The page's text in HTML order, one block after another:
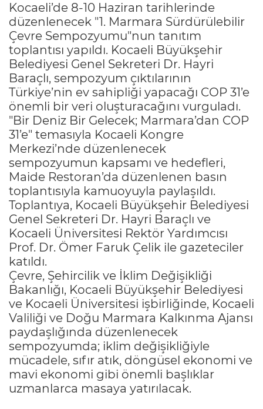
Kocaeli’de 8-10 Haziran tarihlerinde
düzenlenecek "1. Marmara Sürdürülebilir
Çevre Sempozyumu"nun tanıtım
toplantısı yapıldı. Kocaeli Büyükşehir
Belediyesi Genel Sekreteri Dr. Hayri
Baraçlı, sempozyum çıktılarının
Türkiye’nin ev sahipliği yapacağı COP 31’e
önemli bir veri oluşturacağını vurguladı.
"Bir Deniz Bir Gelecek; Marmara’dan COP
31’e" temasıyla Kocaeli Kongre
Merkezi’nde düzenlenecek
sempozyumun kapsamı ve hedefleri,
Maide Restoran’da düzenlenen basın
toplantısıyla kamuoyuyla paylaşıldı.
Toplantıya, Kocaeli Büyükşehir Belediyesi
Genel Sekreteri Dr. Hayri Baraçlı ve
Kocaeli Üniversitesi Rektör Yardımcısı
Prof. Dr. Ömer Faruk Çelik ile gazeteciler
katıldı.
Çevre, Şehircilik ve İklim Değişikliği
Bakanlığı, Kocaeli Büyükşehir Belediyesi
ve Kocaeli Üniversitesi işbirliğinde, Kocaeli
Valiliği ve Doğu Marmara Kalkınma Ajansı
paydaşlığında düzenlenecek
sempozyumda; iklim değişikliğiyle
mücadele, sıfır atık, döngüsel ekonomi ve
mavi ekonomi gibi önemli başlıklar
uzmanlarca masaya yatırılacak.